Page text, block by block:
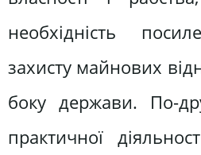
необхідність
захисту майнових
боку держави. По-
практичної